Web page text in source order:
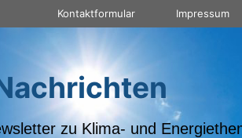
Kontaktformular Impressum
zu Klima- und